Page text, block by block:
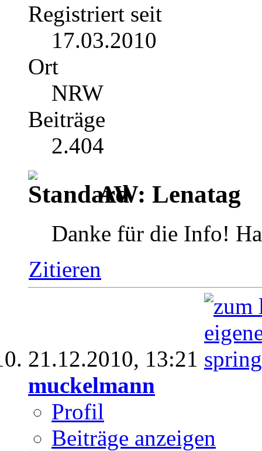
Registriert seit
17.03.2010
Ort
NRW
Beiträge
2.404
AW: Lenatag
Danke für die Info!
Zitieren
21.12.2010, 13:21
muckelmann
Profil
Beiträge anzeigen